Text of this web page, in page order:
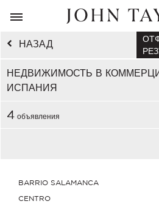
НАЗАД
НЕДВИЖИМОСТЬ В
ИСПАНИЯ
4 объявления
BARRIO SALAMANCA
CENTRO